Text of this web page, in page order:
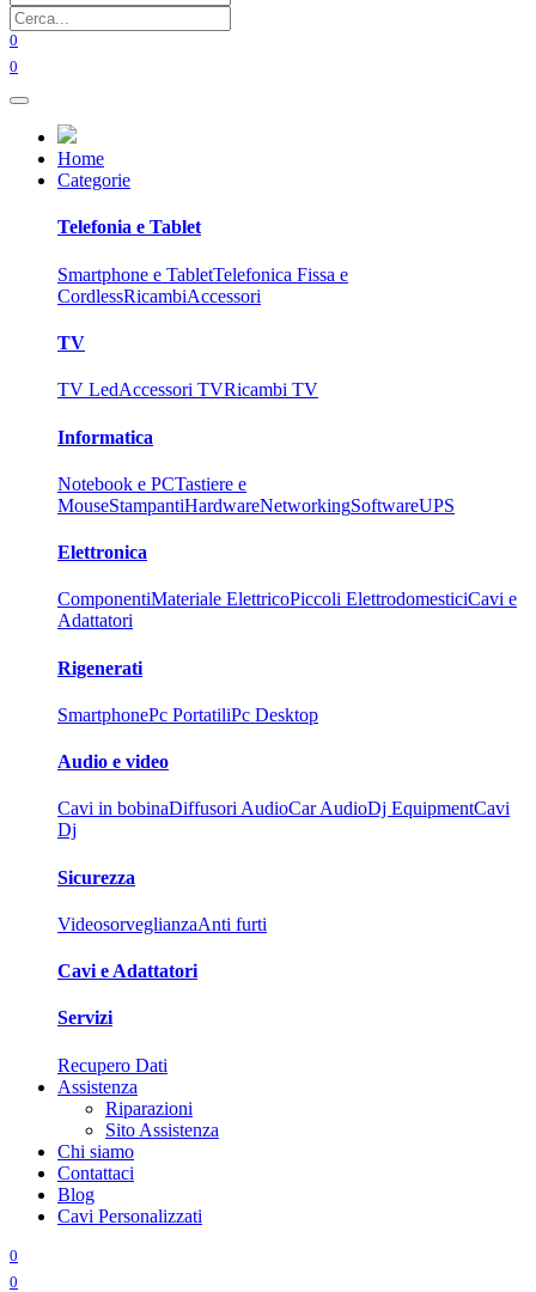
0
0
Home
Categorie
Telefonia e Tablet
Smartphone e TabletTelefonica Fissa e
CordlessRicambiAccessori
TV
TV LedAccessori TVRicambi TV
Informatica
Notebook e PCTastiere e
MouseStampantiHardwareNetworkingSoftwareUPS
Elettronica
ComponentiMateriale ElettricoPiccoli ElettrodomesticiCavi e
Adattatori
Rigenerati
SmartphonePc PortatiliPc Desktop
Audio e video
Cavi in bobinaDiffusori AudioCar AudioDj EquipmentCavi
Dj
Sicurezza
VideosorveglianzaAnti furti
Cavi e Adattatori
Servizi
Recupero Dati
Assistenza
Riparazioni
Sito Assistenza
Chi siamo
Contattaci
Blog
Cavi Personalizzati
0
0